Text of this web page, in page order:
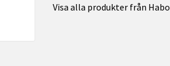
Visa alla produkter från Habo